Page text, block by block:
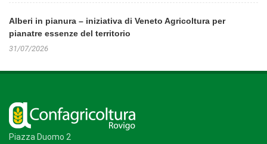
Alberi in pianura – iniziativa di Veneto Agricoltura per
pianatre essenze del territorio
31/07/2026
Piazza Duomo 2